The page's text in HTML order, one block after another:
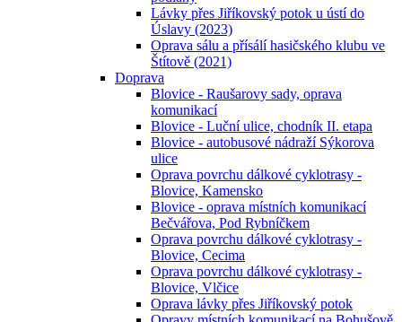
Lávky přes Jiříkovský potok u ústí do
Úslavy (2023)
Oprava sálu a přísálí hasičského klubu ve
Štítově (2021)
Doprava
Blovice - Raušarovy sady, oprava
komunikací
Blovice - Luční ulice, chodník II. etapa
Blovice - autobusové nádraží Sýkorova
ulice
Oprava povrchu dálkové cyklotrasy -
Blovice, Kamensko
Blovice - oprava místních komunikací
Bečvářova, Pod Rybníčkem
Oprava povrchu dálkové cyklotrasy -
Blovice, Cecima
Oprava povrchu dálkové cyklotrasy -
Blovice, Vlčice
Oprava lávky přes Jiříkovský potok